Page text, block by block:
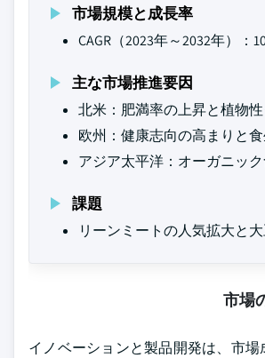
市場規模と成長率
CAGR（2023年～2032年）：
主な市場推進要因
北米：肥満率の上昇と植物
欧州：健康志向の高まりと
アジア太平洋：オーガニッ
課題
リーンミートの人気拡大と
市場
イノベーションと製品開発は、市